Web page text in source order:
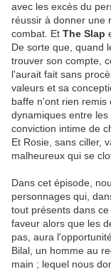
avec les excès du
réussir à donner une
combat. Et The Slap
De sorte que, quand
trouver son compte,
l'aurait fait sans
valeurs et sa
baffe n'ont rien remis
dynamiques entre
conviction intime de
Et Rosie, sans ciller,
malheureux qui se
Dans cet épisode,
personnages qui,
tout présents dans
faveur alors que les
pas, aura
Bilal, un homme au
main ; lequel nous